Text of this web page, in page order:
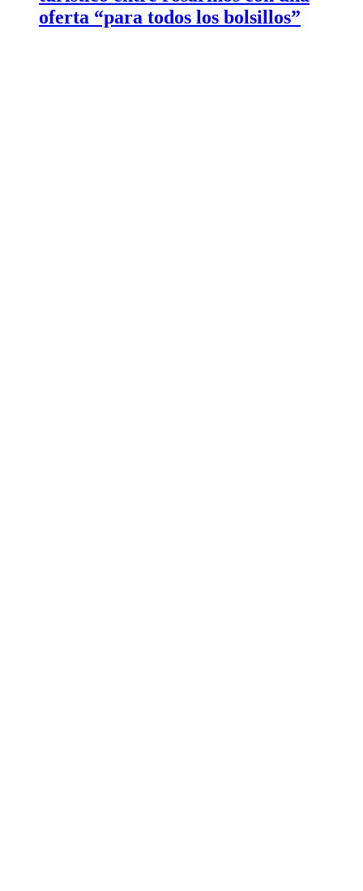
oferta “para todos los bolsillos”